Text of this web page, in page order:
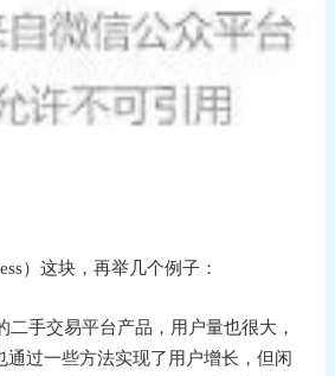
）这块，再举几个例子：
二手交易平台产品，用户量也很大，
通过一些方法实现了用户增长，但闲